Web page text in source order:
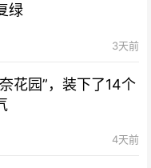
绿
3天前
花园”，装下了14个
4天前